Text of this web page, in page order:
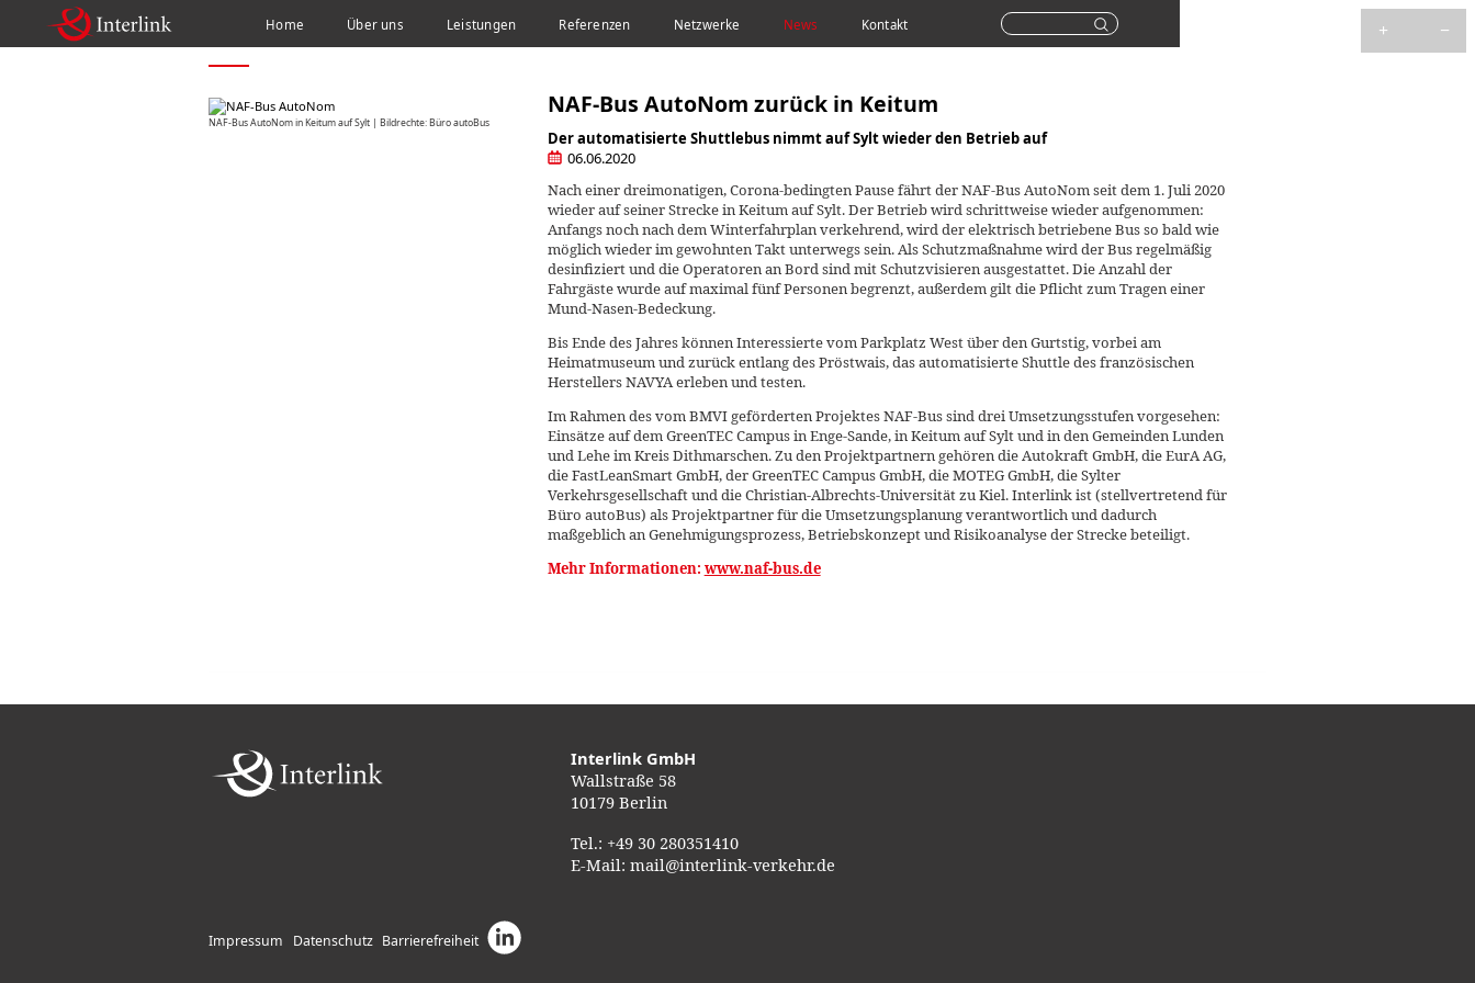
Suchen
Home Über uns Leistungen Referenzen Netzwerke News Kontakt
NEWS NAF-BUS AUTONOM ZURÜCK IN KEITUM
NAF-Bus AutoNom in Keitum auf Sylt | Bildrechte: Büro autoBus
NAF-Bus AutoNom zurück in Keitum
Der automatisierte Shuttlebus nimmt auf Sylt wieder den Betrieb auf
06.06.2020
Nach einer dreimonatigen, Corona-bedingten Pause fährt der NAF-Bus AutoNom seit dem 1. Juli 2020
wieder auf seiner Strecke in Keitum auf Sylt. Der Betrieb wird schrittweise wieder aufgenommen:
Anfangs noch nach dem Winterfahrplan verkehrend, wird der elektrisch betriebene Bus so bald wie
möglich wieder im gewohnten Takt unterwegs sein. Als Schutzmaßnahme wird der Bus regelmäßig
desinfiziert und die Operatoren an Bord sind mit Schutzvisieren ausgestattet. Die Anzahl der
Fahrgäste wurde auf maximal fünf Personen begrenzt, außerdem gilt die Pflicht zum Tragen einer
Mund-Nasen-Bedeckung.
Bis Ende des Jahres können Interessierte vom Parkplatz West über den Gurtstig, vorbei am
Heimatmuseum und zurück entlang des Pröstwais, das automatisierte Shuttle des französischen
Herstellers NAVYA erleben und testen.
Im Rahmen des vom BMVI geförderten Projektes NAF-Bus sind drei Umsetzungsstufen vorgesehen:
Einsätze auf dem GreenTEC Campus in Enge-Sande, in Keitum auf Sylt und in den Gemeinden Lunden
und Lehe im Kreis Dithmarschen. Zu den Projektpartnern gehören die Autokraft GmbH, die EurA AG,
die FastLeanSmart GmbH, der GreenTEC Campus GmbH, die MOTEG GmbH, die Sylter
Verkehrsgesellschaft und die Christian-Albrechts-Universität zu Kiel. Interlink ist (stellvertretend für
Büro autoBus) als Projektpartner für die Umsetzungsplanung verantwortlich und dadurch
maßgeblich an Genehmigungsprozess, Betriebskonzept und Risikoanalyse der Strecke beteiligt.
Mehr Informationen: www.naf-bus.de
Interlink GmbH
Wallstraße 58
10179 Berlin
Tel.: +49 30 280351410
E-Mail:mail@interlink-verkehr.de
Impressum Datenschutz Barrierefreiheit